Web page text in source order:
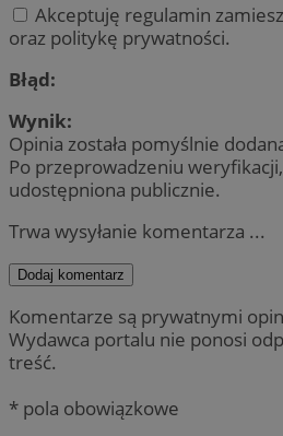
Akceptuję regulamin
oraz politykę prywatności.
Błąd:
Wynik:
Opinia została pomyślnie
Po przeprowadzeniu
udostępniona publicznie.
Trwa wysyłanie komentarza ...
Dodaj komentarz
Komentarze są prywatnymi
Wydawca portalu nie ponosi
treść.
* pola obowiązkowe